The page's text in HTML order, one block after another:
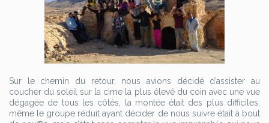
Sur le chemin du retour, nous avions décidé d’assister au
coucher du soleil sur la cime la plus élevé du coin avec une vue
dégagée de tous les côtés, la montée était des plus difficiles,
même le groupe réduit ayant décider de nous suivre était à bout